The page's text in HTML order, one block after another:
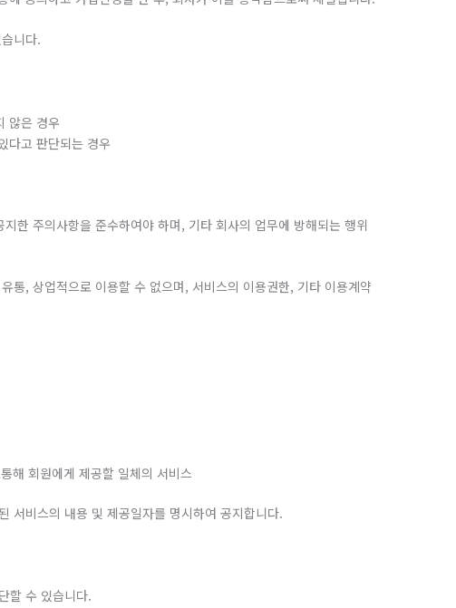
니다.
않은 경우
다고 판단되는 경우
한 주의사항을 준수하여야 하며, 기타 회사의 업무에 방해되는 행위
통, 상업적으로 이용할 수 없으며, 서비스의 이용권한, 기타 이용계약
해 회원에게 제공할 일체의 서비스
서비스의 내용 및 제공일자를 명시하여 공지합니다.
할 수 있습니다.